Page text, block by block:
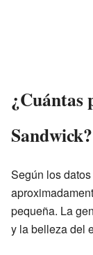
¿Cuántas
Sandwick?
Según los
pequeña. La
y la belleza del